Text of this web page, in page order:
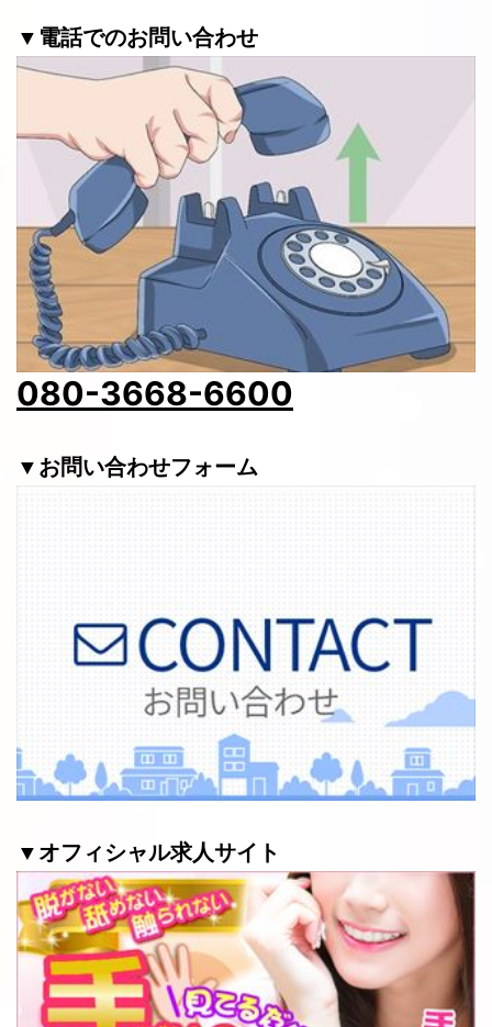
▼電話でのお問い合わせ
080-3668-6600
▼お問い合わせフォーム
▼オフィシャル求人サイト